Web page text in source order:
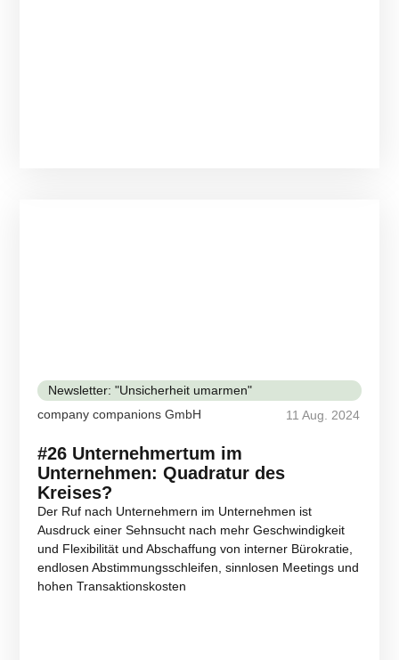
Newsletter: "Unsicherheit umarmen"
company companions GmbH
11 Aug. 2024
#26 Unternehmertum im
Unternehmen: Quadratur des
Kreises?
Der Ruf nach Unternehmern im Unternehmen ist
Ausdruck einer Sehnsucht nach mehr Geschwindigkeit
und Flexibilität und Abschaffung von interner Bürokratie,
endlosen Abstimmungsschleifen, sinnlosen Meetings und
hohen Transaktionskosten